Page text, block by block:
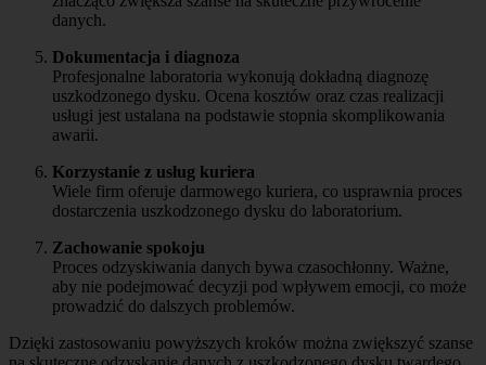
danych.
Dokumentacja i diagnoza
Profesjonalne laboratoria wykonują dokładną diagnozę
uszkodzonego dysku. Ocena kosztów oraz czas realizacji
usługi jest ustalana na podstawie stopnia skomplikowania
awarii.
Korzystanie z usług kuriera
Wiele firm oferuje darmowego kuriera, co usprawnia proces
dostarczenia uszkodzonego dysku do laboratorium.
Zachowanie spokoju
Proces odzyskiwania danych bywa czasochłonny. Ważne,
aby nie podejmować decyzji pod wpływem emocji, co może
prowadzić do dalszych problemów.
Dzięki zastosowaniu powyższych kroków można zwiększyć szanse